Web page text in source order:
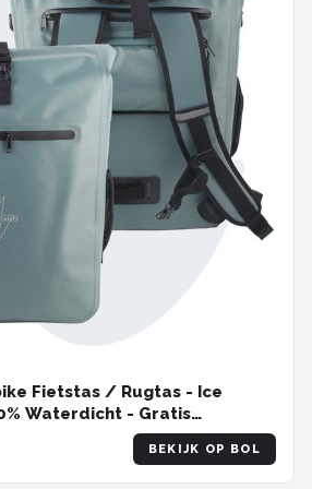
Fietstas / Rugtas - Ice
Waterdicht - Gratis
Met Groot Laptop Vak
BEKIJK OP BOL